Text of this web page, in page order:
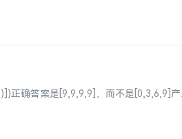
确答案是[9,9,9,9]，而不是[0,3,6,9]产...